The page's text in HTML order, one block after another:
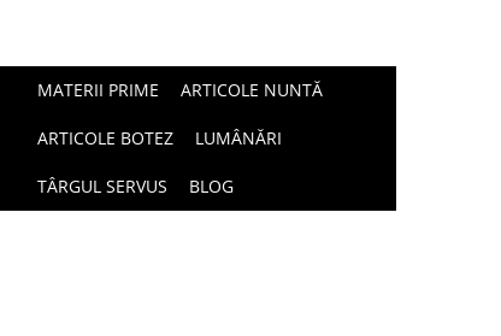
MATERII PRIME ARTICOLE NUNTĂ
ARTICOLE BOTEZ LUMÂNĂRI
TÂRGUL SERVUS BLOG